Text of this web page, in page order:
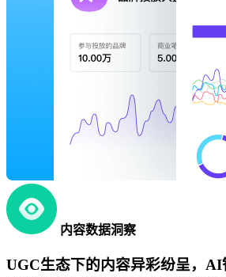
内容数据洞察
UGC生态下的内容异彩纷呈，